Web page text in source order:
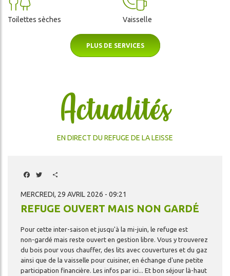
Toilettes sèches Vaisselle
PLUS DE SERVICES
Actualités
EN DIRECT DU REFUGE DE LA LEISSE
Facebook
Twitter
MERCREDI, 29 AVRIL 2026 - 09:21
REFUGE OUVERT MAIS NON GARDÉ
Pour cette inter-saison et jusqu'à la mi-juin, le refuge est
non-gardé mais reste ouvert en gestion libre. Vous y trouverez
du bois pour vous chauffer, des lits avec couvertures et du gaz
ainsi que de la vaisselle pour cuisiner, en échange d'une petite
participation financière. Les infos par ici... Et bon séjour là-haut